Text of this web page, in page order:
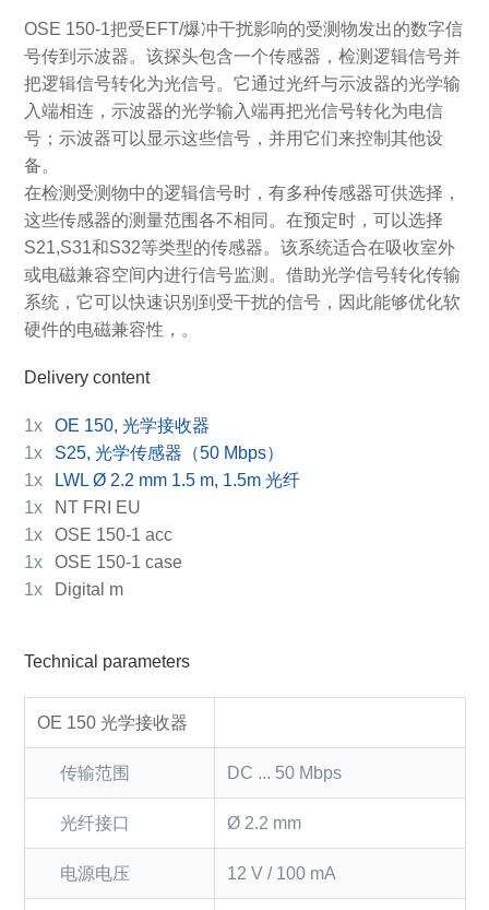
OSE 150-1把受EFT/爆冲干扰影响的受测物发出的数字信
号传到示波器。该探头包含一个传感器，检测逻辑信号并
把逻辑信号转化为光信号。它通过光纤与示波器的光学输
入端相连，示波器的光学输入端再把光信号转化为电信
号；示波器可以显示这些信号，并用它们来控制其他设
备。
在检测受测物中的逻辑信号时，有多种传感器可供选择，
这些传感器的测量范围各不相同。在预定时，可以选择
S21,S31和S32等类型的传感器。该系统适合在吸收室外
或电磁兼容空间内进行信号监测。借助光学信号转化传输
系统，它可以快速识别到受干扰的信号，因此能够优化软
硬件的电磁兼容性，。
Delivery content
1x
OE 150, 光学接收器
1x
S25, 光学传感器（50 Mbps）
1x
LWL Ø 2.2 mm 1.5 m, 1.5m 光纤
1x
NT FRI EU
1x
OSE 150-1 acc
1x
OSE 150-1 case
1x
Digital m
Technical parameters
OE 150 光学接收器
传输范围 DC ... 50 Mbps
光纤接口 Ø 2.2 mm
电源电压 12 V / 100 mA